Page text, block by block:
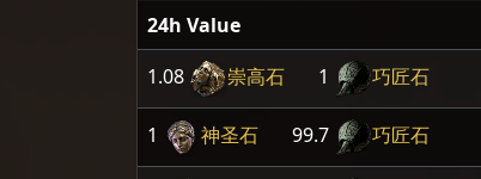
24h Value
1.08
崇高石 1 巧匠石
1 神圣石 99.7 巧匠石